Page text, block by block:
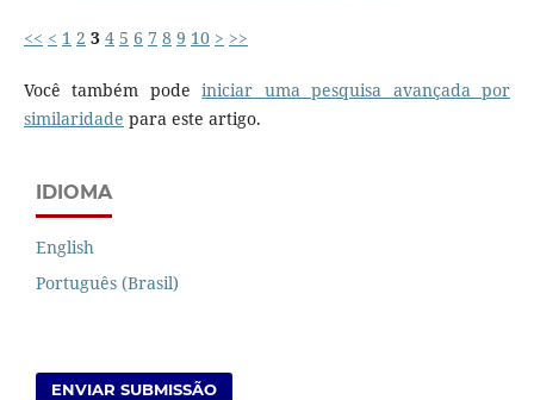
<< < 1 2 3 4 5 6 7 8 9 10 > >>
Você também podeiniciar uma pesquisa avançada por
similaridade para este artigo.
IDIOMA
English
Português (Brasil)
ENVIAR SUBMISSÃO